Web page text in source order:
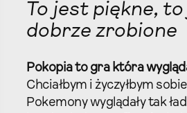
To jest piękne,
dobrze zrobione
Pokopia to gra która
Chciałbym i życzyłbym
Pokemony wyglądały tak